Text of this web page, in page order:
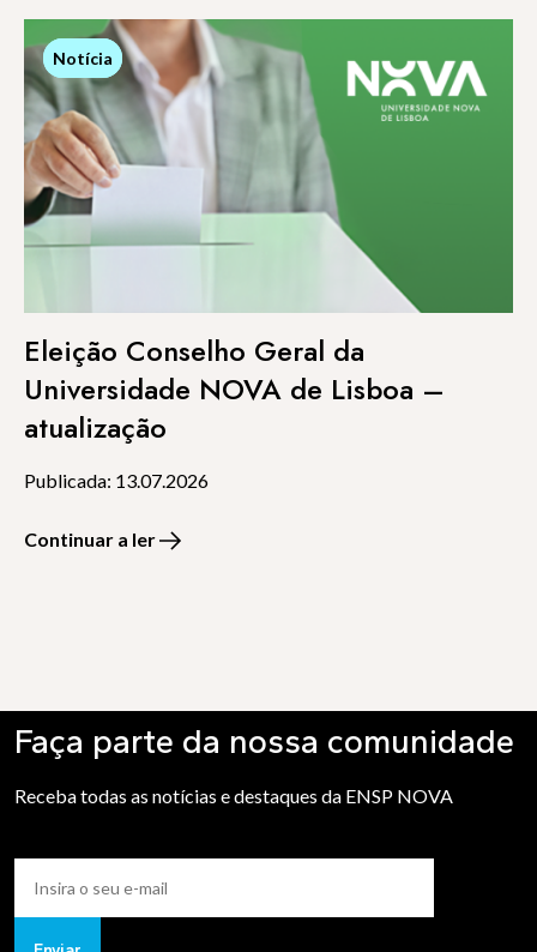
Notícia
Notícia
Eleição Conselho Geral da
Universidade NOVA de Lisboa –
atualização
Publicada: 13.07.2026
Continuar a ler
Faça parte da nossa comunidade
Receba todas as notícias e destaques da ENSP NOVA